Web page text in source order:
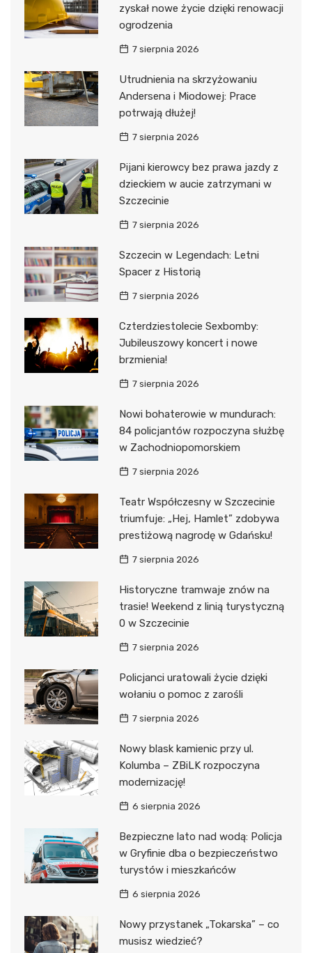
zyskał nowe życie dzięki renowacji
ogrodzenia
7 sierpnia 2026
Utrudnienia na skrzyżowaniu
Andersena i Miodowej: Prace
potrwają dłużej!
7 sierpnia 2026
Pijani kierowcy bez prawa jazdy z
dzieckiem w aucie zatrzymani w
Szczecinie
7 sierpnia 2026
Szczecin w Legendach: Letni
Spacer z Historią
7 sierpnia 2026
Czterdziestolecie Sexbomby:
Jubileuszowy koncert i nowe
brzmienia!
7 sierpnia 2026
Nowi bohaterowie w mundurach:
84 policjantów rozpoczyna służbę
w Zachodniopomorskiem
7 sierpnia 2026
Teatr Współczesny w Szczecinie
triumfuje: „Hej, Hamlet” zdobywa
prestiżową nagrodę w Gdańsku!
7 sierpnia 2026
Historyczne tramwaje znów na
trasie! Weekend z linią turystyczną
0 w Szczecinie
7 sierpnia 2026
Policjanci uratowali życie dzięki
wołaniu o pomoc z zarośli
7 sierpnia 2026
Nowy blask kamienic przy ul.
Kolumba – ZBiLK rozpoczyna
modernizację!
6 sierpnia 2026
Bezpieczne lato nad wodą: Policja
w Gryfinie dba o bezpieczeństwo
turystów i mieszkańców
6 sierpnia 2026
Nowy przystanek „Tokarska” – co
musisz wiedzieć?